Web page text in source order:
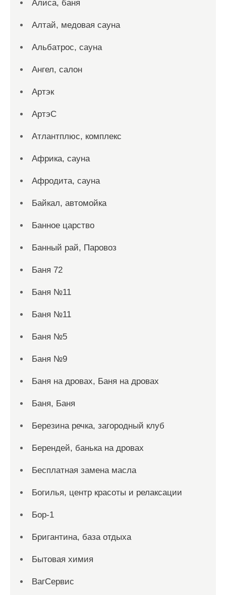
Алиса, баня
Алтай, медовая сауна
Альбатрос, сауна
Ангел, салон
Артэк
АртэС
Атлантплюс, комплекс
Африка, сауна
Афродита, сауна
Байкал, автомойка
Банное царство
Банный рай, Паровоз
Баня 72
Баня №11
Баня №11
Баня №5
Баня №9
Баня на дровах, Баня на дровах
Баня, Баня
Березина речка, загородный клуб
Берендей, банька на дровах
Бесплатная замена масла
Богилья, центр красоты и релаксации
Бор-1
Бригантина, база отдыха
Бытовая химия
ВагСервис